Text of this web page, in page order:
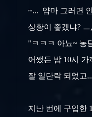
~... 얌마 그러면
상황이 좋겠냐?
"ㅋㅋㅋ 아뇨~ 농
어쨌든 밤 10시 가
잘 일단락 되었고...
지난 번에 구입한